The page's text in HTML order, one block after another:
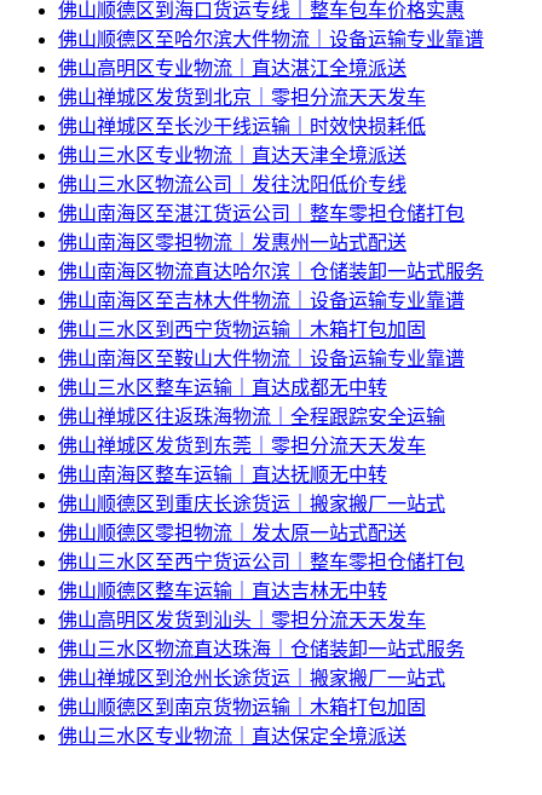
佛山顺德区到海口货运专线｜整车包车价格实惠
佛山顺德区至哈尔滨大件物流｜设备运输专业靠谱
佛山高明区专业物流｜直达湛江全境派送
佛山禅城区发货到北京｜零担分流天天发车
佛山禅城区至长沙干线运输｜时效快损耗低
佛山三水区专业物流｜直达天津全境派送
佛山三水区物流公司｜发往沈阳低价专线
佛山南海区至湛江货运公司｜整车零担仓储打包
佛山南海区零担物流｜发惠州一站式配送
佛山南海区物流直达哈尔滨｜仓储装卸一站式服务
佛山南海区至吉林大件物流｜设备运输专业靠谱
佛山三水区到西宁货物运输｜木箱打包加固
佛山南海区至鞍山大件物流｜设备运输专业靠谱
佛山三水区整车运输｜直达成都无中转
佛山禅城区往返珠海物流｜全程跟踪安全运输
佛山禅城区发货到东莞｜零担分流天天发车
佛山南海区整车运输｜直达抚顺无中转
佛山顺德区到重庆长途货运｜搬家搬厂一站式
佛山顺德区零担物流｜发太原一站式配送
佛山三水区至西宁货运公司｜整车零担仓储打包
佛山顺德区整车运输｜直达吉林无中转
佛山高明区发货到汕头｜零担分流天天发车
佛山三水区物流直达珠海｜仓储装卸一站式服务
佛山禅城区到沧州长途货运｜搬家搬厂一站式
佛山顺德区到南京货物运输｜木箱打包加固
佛山三水区专业物流｜直达保定全境派送